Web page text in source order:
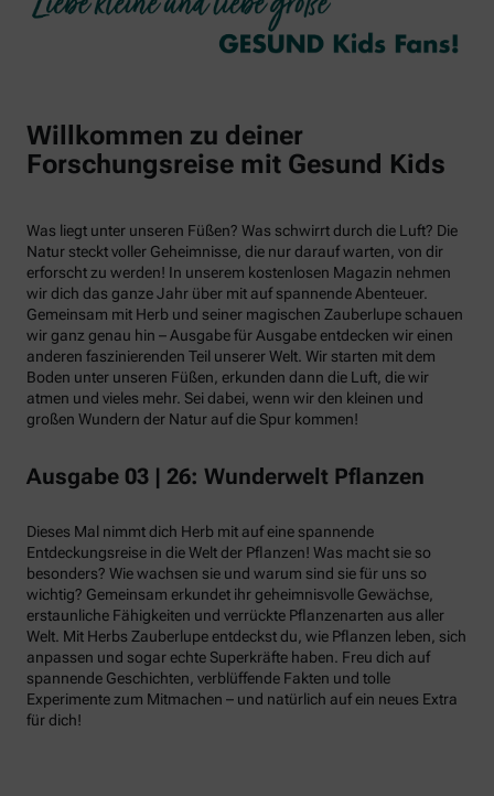
Willkommen zu deiner
Forschungsreise mit Gesund Kids
Was liegt unter unseren Füßen? Was schwirrt durch die Luft? Die
Natur steckt voller Geheimnisse, die nur darauf warten, von dir
erforscht zu werden! In unserem kostenlosen Magazin nehmen
wir dich das ganze Jahr über mit auf spannende Abenteuer.
Gemeinsam mit Herb und seiner magischen Zauberlupe schauen
wir ganz genau hin – Ausgabe für Ausgabe entdecken wir einen
anderen faszinierenden Teil unserer Welt. Wir starten mit dem
Boden unter unseren Füßen, erkunden dann die Luft, die wir
atmen und vieles mehr. Sei dabei, wenn wir den kleinen und
großen Wundern der Natur auf die Spur kommen!
Ausgabe 03 | 26: Wunderwelt Pflanzen
Dieses Mal nimmt dich Herb mit auf eine spannende
Entdeckungsreise in die Welt der Pflanzen! Was macht sie so
besonders? Wie wachsen sie und warum sind sie für uns so
wichtig? Gemeinsam erkundet ihr geheimnisvolle Gewächse,
erstaunliche Fähigkeiten und verrückte Pflanzenarten aus aller
Welt. Mit Herbs Zauberlupe entdeckst du, wie Pflanzen leben, sich
anpassen und sogar echte Superkräfte haben. Freu dich auf
spannende Geschichten, verblüffende Fakten und tolle
Experimente zum Mitmachen – und natürlich auf ein neues Extra
für dich!